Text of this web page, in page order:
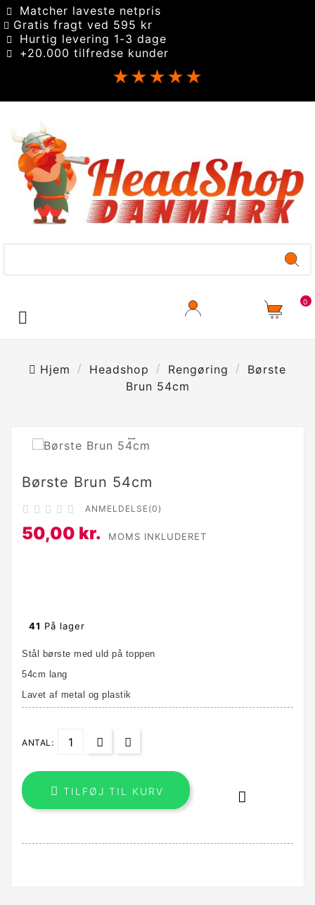
Matcher laveste netpris
Gratis fragt ved 595 kr
Hurtig levering 1-3 dage
+20.000 tilfredse kunder
★★★★★

0
Hjem Headshop Rengøring
Børste
Brun 54cm

Børste Brun 54cm
     ANMELDELSE(0)
50,00 kr. MOMS INKLUDERET
41 På lager
Stål børste med uld på toppen
54cm lang
Lavet af metal og plastik
ANTAL:
 TILFØJ TIL KURV 